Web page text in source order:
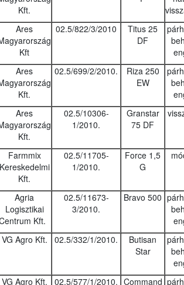
Kft.
Ares
Kft
02.5/822/3/2010
Titus 25
DF
Ares
Kft.
02.5/699/2/2010.
Riza 250
EW
Ares
Kft.
02.5/10306-
1/2010.
Granstar
75 DF
Farmmix
Kereskedelmi
Kft.
02.5/11705-
1/2010.
Force 1,5
G
Agria
Logisztikai
Kft.
02.5/11673-
3/2010.
Bravo 500
VG Agro Kft. 02.5/332/1/2010.
Butisan
Star
VG Agro Kft. 02.5/577/1/2010. Command